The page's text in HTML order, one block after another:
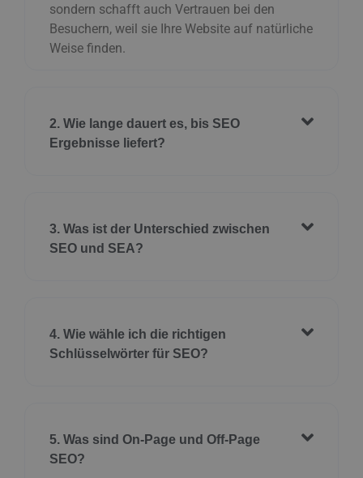
sondern schafft auch Vertrauen bei den
Besuchern, weil sie Ihre Website auf natürliche
Weise finden.
2. Wie lange dauert es, bis SEO
Ergebnisse liefert?
3. Was ist der Unterschied zwischen
SEO und SEA?
4. Wie wähle ich die richtigen
Schlüsselwörter für SEO?
5. Was sind On-Page und Off-Page
SEO?